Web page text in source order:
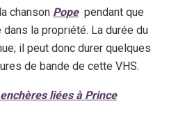
chanson Popependant que
la propriété. La durée du
il peut donc durer quelques
de bande de cette VHS.
liées à Prince